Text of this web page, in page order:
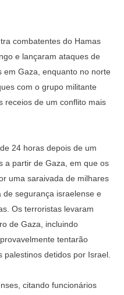
combatentes do Hamas
e lançaram ataques de
em Gaza, enquanto no norte
com o grupo militante
receios de um conflito mais
24 horas depois de um
a partir de Gaza, em que os
uma saraivada de milhares
segurança israelense e
Os terroristas levaram
de Gaza, incluindo
tentarão
palestinos detidos por Israel.⁣
citando funcionários